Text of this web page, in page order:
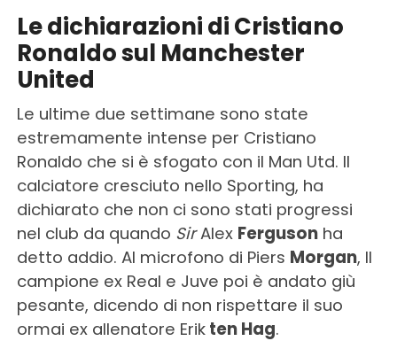
Le dichiarazioni di Cristiano
Ronaldo sul Manchester
United
Le ultime due settimane sono state
estremamente intense per Cristiano
Ronaldo che si è sfogato con il Man Utd. Il
calciatore cresciuto nello Sporting, ha
dichiarato che non ci sono stati progressi
nel club da quando SirAlex Fergusonha
detto addio. Al microfono di Piers Morgan, Il
campione ex Real e Juve poi è andato giù
pesante, dicendo di non rispettare il suo
ormai ex allenatore Erikten Hag.